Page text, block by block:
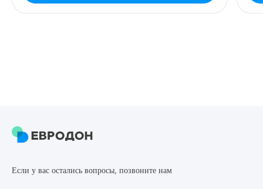
Если у вас остались вопросы, позвоните нам